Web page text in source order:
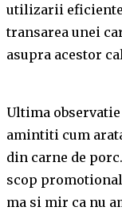
utilizarii
transarea unei
asupra acestor
Ultima observatie
amintiti cum
din carne de
scop
ma si mir ca nu